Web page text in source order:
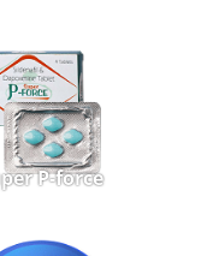
P-force